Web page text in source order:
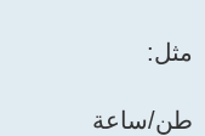
مثل:
طن/ساعة